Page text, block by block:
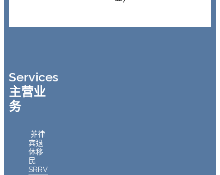
Services
主营业
务
菲律
宾退
休移
民
SRRV